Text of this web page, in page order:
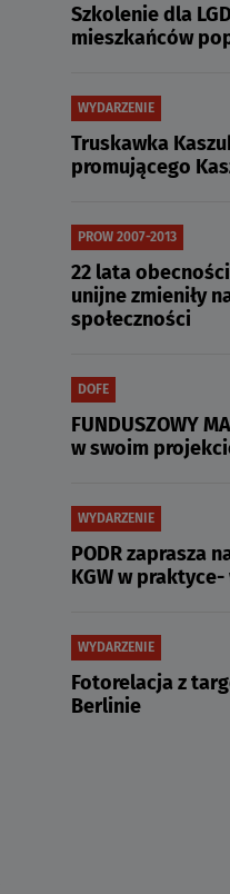
Szkolenie dla
mieszkańców
WYDARZENIE
Truskawka
promującego
PROW 2007-2013
22 lata
unijne zmieniły
społeczności
DOFE
FUNDUSZOWY
w swoim
WYDARZENIE
PODR zaprasza
KGW w
WYDARZENIE
Fotorelacja z
Berlinie